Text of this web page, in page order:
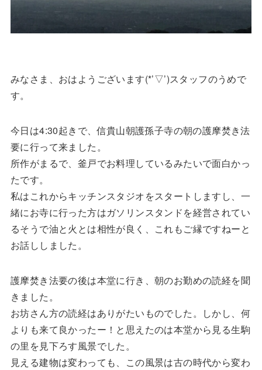
みなさま、おはようございます(*’▽’)スタッフのうめで
す。
今日は4:30起きで、信貴山朝護孫子寺の朝の護摩焚き法
要に行って来ました。
所作がまるで、釜戸でお料理しているみたいで面白かっ
たです。
私はこれからキッチンスタジオをスタートしますし、一
緒にお寺に行った方はガソリンスタンドを経営されてい
るそうで油と火とは相性が良く、これもご縁ですねーと
お話ししました。
護摩焚き法要の後は本堂に行き、朝のお勤めの読経を聞
きました。
お坊さん方の読経はありがたいものでした。しかし、何
よりも来て良かったー！と思えたのは本堂から見る生駒
の里を見下ろす風景でした。
見える建物は変わっても、この風景は古の時代から変わ